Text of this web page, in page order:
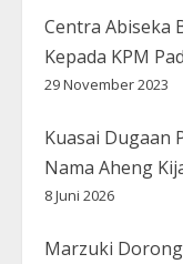
Centra Abiseka
Kepada KPM
29 November 2023
Kuasai Dugaan
Nama Aheng
8 Juni 2026
Marzuki